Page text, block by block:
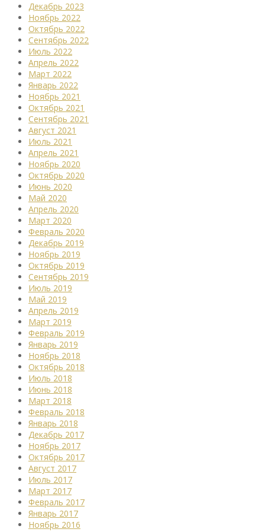
Декабрь 2023
Ноябрь 2022
Октябрь 2022
Сентябрь 2022
Июль 2022
Апрель 2022
Март 2022
Январь 2022
Ноябрь 2021
Октябрь 2021
Сентябрь 2021
Август 2021
Июль 2021
Апрель 2021
Ноябрь 2020
Октябрь 2020
Июнь 2020
Май 2020
Апрель 2020
Март 2020
Февраль 2020
Декабрь 2019
Ноябрь 2019
Октябрь 2019
Сентябрь 2019
Июль 2019
Май 2019
Апрель 2019
Март 2019
Февраль 2019
Январь 2019
Ноябрь 2018
Октябрь 2018
Июль 2018
Июнь 2018
Март 2018
Февраль 2018
Январь 2018
Декабрь 2017
Ноябрь 2017
Октябрь 2017
Август 2017
Июль 2017
Март 2017
Февраль 2017
Январь 2017
Ноябрь 2016